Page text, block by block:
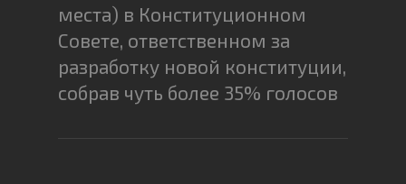
места) в Конституционном
Совете, ответственном за
разработку новой конституции,
собрав чуть более 35% голосов